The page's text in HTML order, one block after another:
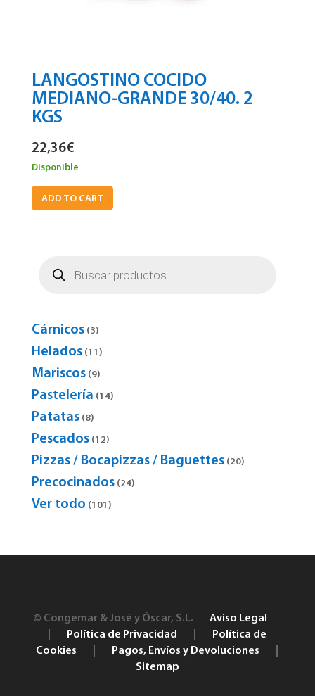
LANGOSTINO COCIDO
MEDIANO-GRANDE 30/40. 2
KGS
22,36€
Disponible
ADD TO CART
productos
Cárnicos 33
Helados 11 11
Mariscos 99
Pastelería 1414
Patatas 88
Pescados 1212
products
Pizzas / Bocapizzas / Baguettes 2020
Precocinados 2424
Ver todo 101 101
© Congemar & José y Óscar, S.L.
Aviso Legal
Política de Privacidad
Política de
Cookies
Pagos, Envíos y Devoluciones
Sitemap